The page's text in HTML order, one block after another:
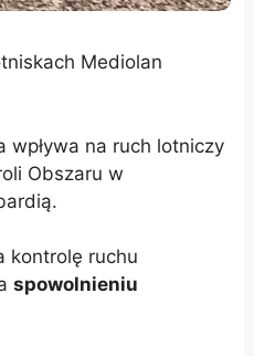
Mediolan
wpływa na ruch lotniczy
Obszaru w
kontrolę ruchu
spowolnieniu